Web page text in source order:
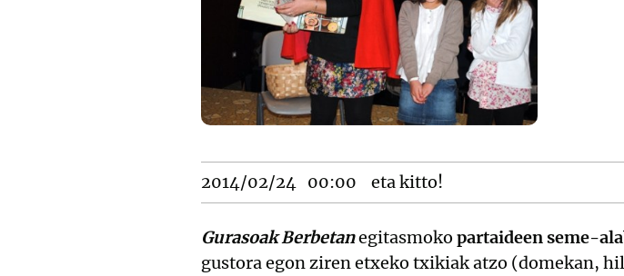
2014/02/24 00:00 eta kitto!
Gurasoak Berbetanegitasmoko partaideen seme-
gustora egon ziren etxeko txikiak atzo (domekan,